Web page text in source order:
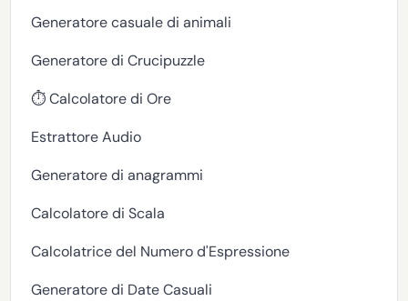
Generatore casuale di animali
Generatore di Crucipuzzle
⏱️ Calcolatore di Ore
Estrattore Audio
Generatore di anagrammi
Calcolatore di Scala
Calcolatrice del Numero d'Espressione
Generatore di Date Casuali